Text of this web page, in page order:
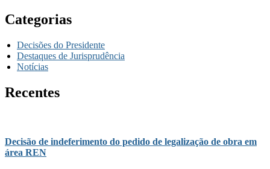
Categorias
Decisões do Presidente
Destaques de Jurisprudência
Notícias
Recentes
Decisão de indeferimento do pedido de legalização de obra em
área REN